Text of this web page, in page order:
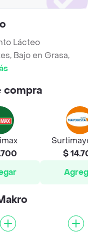
Lácteo
Bajo en Grasa,
compra
$
Agregar